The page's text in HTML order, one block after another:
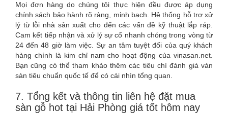
Mọi đơn hàng do chúng tôi thực hiện đều được áp dụng
chính sách bảo hành rõ ràng, minh bạch. Hệ thống hỗ trợ xử
lý từ lỗi nhà sản xuất cho đến các vấn đề kỹ thuật lắp ráp.
Cam kết tiếp nhận và xử lý sự cố nhanh chóng trong vòng từ
24 đến 48 giờ làm việc. Sự an tâm tuyệt đối của quý khách
hàng chính là kim chỉ nam cho hoạt động của vinasan.net.
Bạn cũng có thể tham khảo thêm các tiêu chí đánh giá ván
sàn tiêu chuẩn quốc tế để có cái nhìn tổng quan.
7. Tổng kết và thông tin liên hệ đặt mua
sàn gỗ hot tại Hải Phòng giá tốt hôm nay